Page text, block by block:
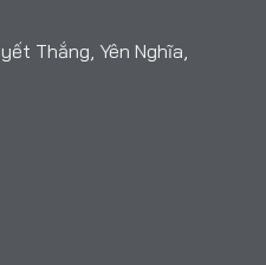
Thắng, Yên Nghĩa,